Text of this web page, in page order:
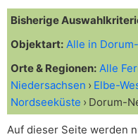
Bisherige
Objektart: Alle in
Orte & Regionen: Alle
Niedersachsen
Elbe-
Nordseeküste
Dorum-
Auf dieser Seite werden